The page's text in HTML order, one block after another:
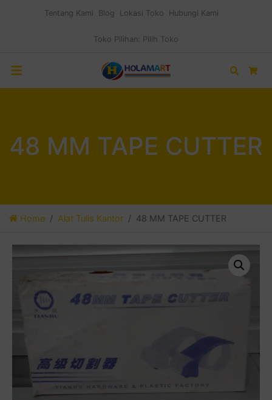
Tentang Kami Blog Lokasi Toko Hubungi Kami
Toko Pilihan: Pilih Toko
Search
48 MM TAPE CUTTER
Home Alat Tulis Kantor 48 MM TAPE CUTTER